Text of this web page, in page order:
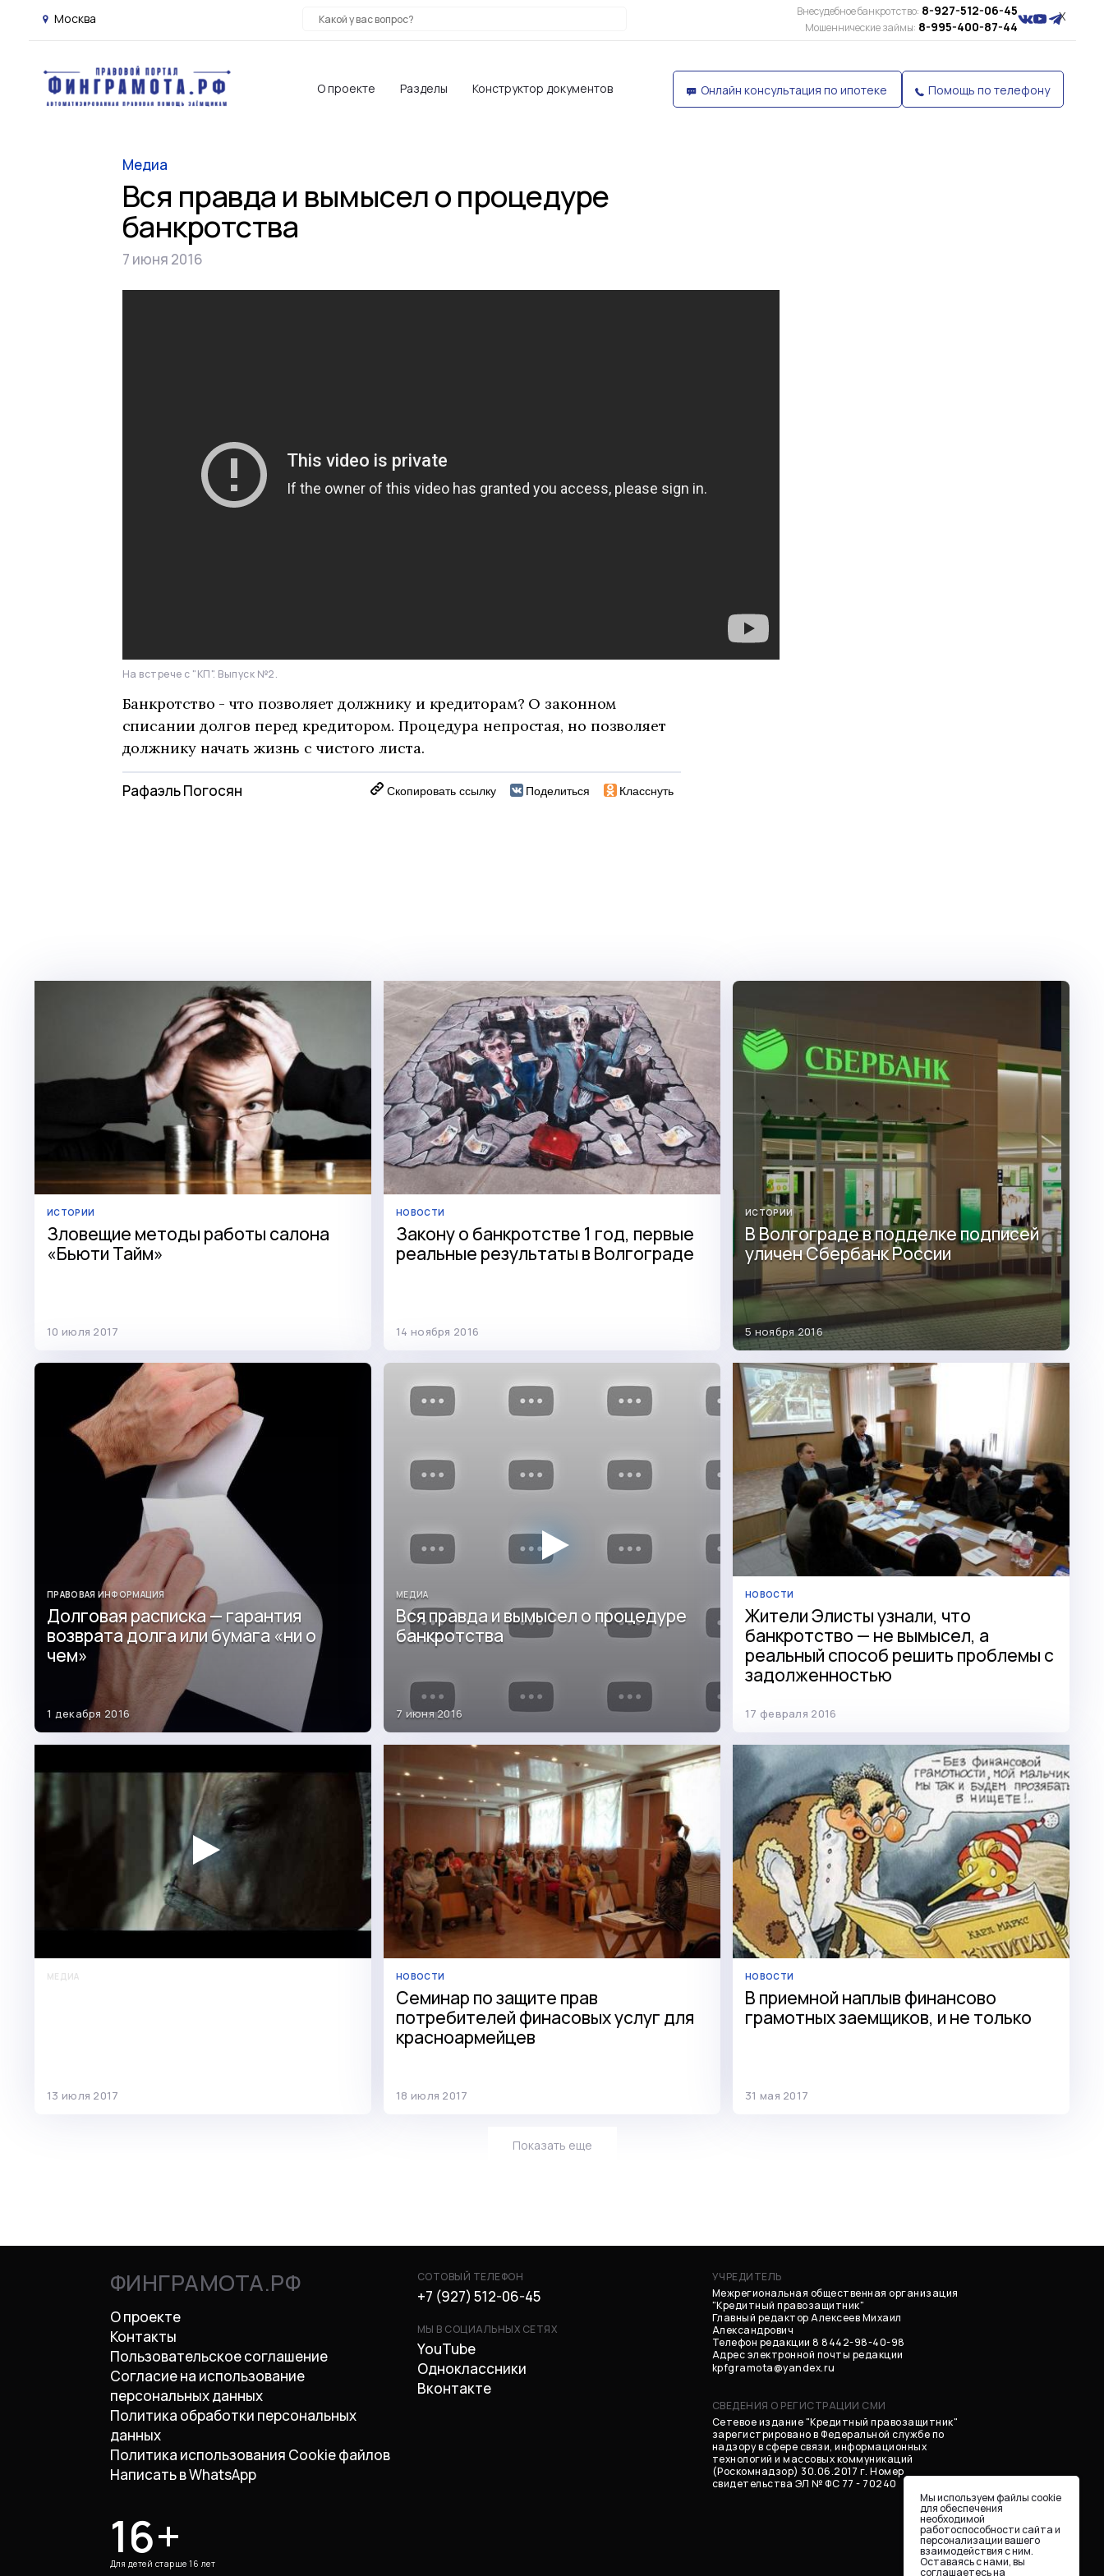
Москва X
Внесудебное банкротство: 8-927-512-06-45
Мошеннические займы: 8-995-400-87-44
О проекте Разделы Конструктор документов Онлайн консультация по ипотеке Помощь по телефону
Медиа
Вся правда и вымысел о процедуре
банкротства
7 июня 2016
На встрече с "КП". Выпуск №2.
Банкротство - что позволяет должнику и кредиторам? О законном
списании долгов перед кредитором. Процедура непростая, но позволяет
должнику начать жизнь с чистого листа.
Рафаэль Погосян Скопировать ссылку Поделиться Класснуть
ИСТОРИИ
Зловещие методы работы салона
«Бьюти Тайм»
10 июля 2017
НОВОСТИ
Закону о банкротстве 1 год, первые
реальные результаты в Волгоградe
14 ноября 2016
ИСТОРИИ
В Волгограде в подделке подписей
уличен Сбербанк России
5 ноября 2016
ПРАВОВАЯ ИНФОРМАЦИЯ
Долговая расписка — гарантия
возврата долга или бумага «ни о
чем»
1 декабря 2016
МЕДИА
Вся правда и вымысел о процедуре
банкротства
7 июня 2016
НОВОСТИ
Жители Элисты узнали, что
банкротство — не вымысел, а
реальный способ решить проблемы с
задолженностью
17 февраля 2016
МЕДИА
13 июля 2017
НОВОСТИ
Семинар по защите прав
потребителей финасовых услуг для
красноармейцев
18 июля 2017
НОВОСТИ
В приемной наплыв финансово
грамотных заемщиков, и не только
31 мая 2017
Показать еще
ФИНГРАМОТА.РФ
О проекте
Контакты
Пользовательское соглашение
Согласие на использование
персональных данных
Политика обработки персональных
данных
Политика использования Cookie файлов
Написать в WhatsApp
16+
Для детей старше 16 лет
СОТОВЫЙ ТЕЛЕФОН
+7 (927) 512-06-45
МЫ В СОЦИАЛЬНЫХ СЕТЯХ
YouTube
Одноклассники
Вконтакте
УЧРЕДИТЕЛЬ
Межрегиональная общественная организация
"Кредитный правозащитник"
Главный редактор Алексеев Михаил
Александрович
Телефон редакции 8 8442-98-40-98
Адрес электронной почты редакции
kpfgramota@yandex.ru
СВЕДЕНИЯ О РЕГИСТРАЦИИ СМИ
Сетевое издание "Кредитный правозащитник"
зарегистрировано в Федеральной службе по
надзору в сфере связи, информационных
технологий и массовых коммуникаций
(Роскомнадзор) 30.06.2017 г. Номер
свидетельства ЭЛ № ФС 77 - 70240
Мы используем файлы cookie
для обеспечения
необходимой
работоспособности сайта и
персонализации вашего
взаимодействия с ним.
Оставаясь с нами, вы
соглашаетесь на